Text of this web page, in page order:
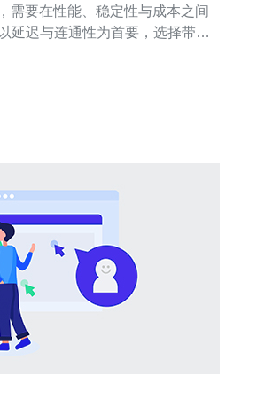
需要在性能、稳定性与成本之间
延迟与连通性为首要，选择带有
，则可考虑共享口或计费友好的